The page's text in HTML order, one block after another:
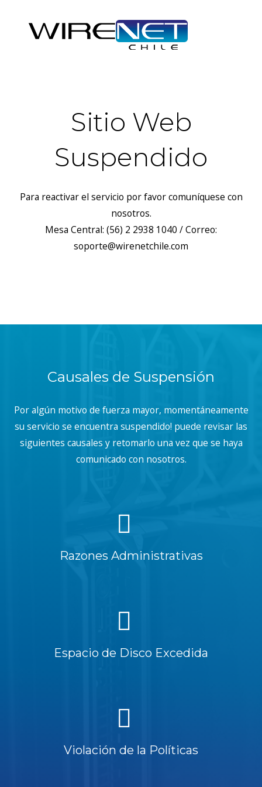
Sitio Web
Suspendido
Para reactivar el servicio por favor comuníquese con
nosotros.
Mesa Central: (56) 2 2938 1040 / Correo:
soporte@wirenetchile.com
Causales de Suspensión
Por algún motivo de fuerza mayor, momentáneamente
su servicio se encuentra suspendido! puede revisar las
siguientes causales y retomarlo una vez que se haya
comunicado con nosotros.
Razones Administrativas
Espacio de Disco Excedida
Violación de la Políticas